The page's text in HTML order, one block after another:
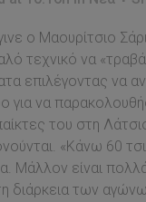
ο Μαουρίτσιο
τεχνικό να
επιλέγοντας να
για να
του στη
«Κάνω 60
Μάλλον είναι
διάρκεια των